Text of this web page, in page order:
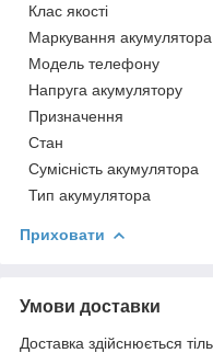
Клас якості
Маркування акумулятора
Модель телефону
Напруга акумулятору
Призначення
Стан
Сумісність акумулятора
Тип акумулятора
Приховати
Умови доставки
Доставка здійснюється